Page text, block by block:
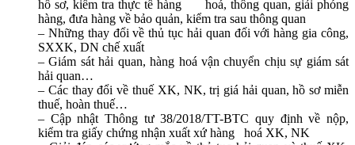
hồ sơ, kiểm tra thực tế hàng hoá, thông quan, giải phóng
hàng, đưa hàng về bảo quản, kiểm tra sau thông quan
– Những thay đổi về thủ tục hải quan đối với hàng gia công,
SXXK, DN chế xuất
– Giám sát hải quan, hàng hoá vận chuyển chịu sự giám sát
hải quan…
– Các thay đổi về thuế XK, NK, trị giá hải quan, hồ sơ miễn
thuế, hoàn thuế…
– Cập nhật Thông tư 38/2018/TT-BTC quy định về nộp,
kiểm tra giấy chứng nhận xuất xứ hàng hoá XK, NK